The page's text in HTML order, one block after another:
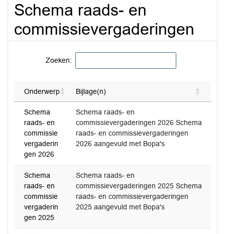
Schema raads- en
commissievergaderingen
Zoeken:
Onderwerp Bijlage(n)
Schema
raads- en
commissie
vergaderin
gen 2026
Schema raads- en
commissievergaderingen 2026 Schema
raads- en commissievergaderingen
2026 aangevuld met Bopa's
Schema
raads- en
commissie
vergaderin
gen 2025
Schema raads- en
commissievergaderingen 2025 Schema
raads- en commissievergaderingen
2025 aangevuld met Bopa's